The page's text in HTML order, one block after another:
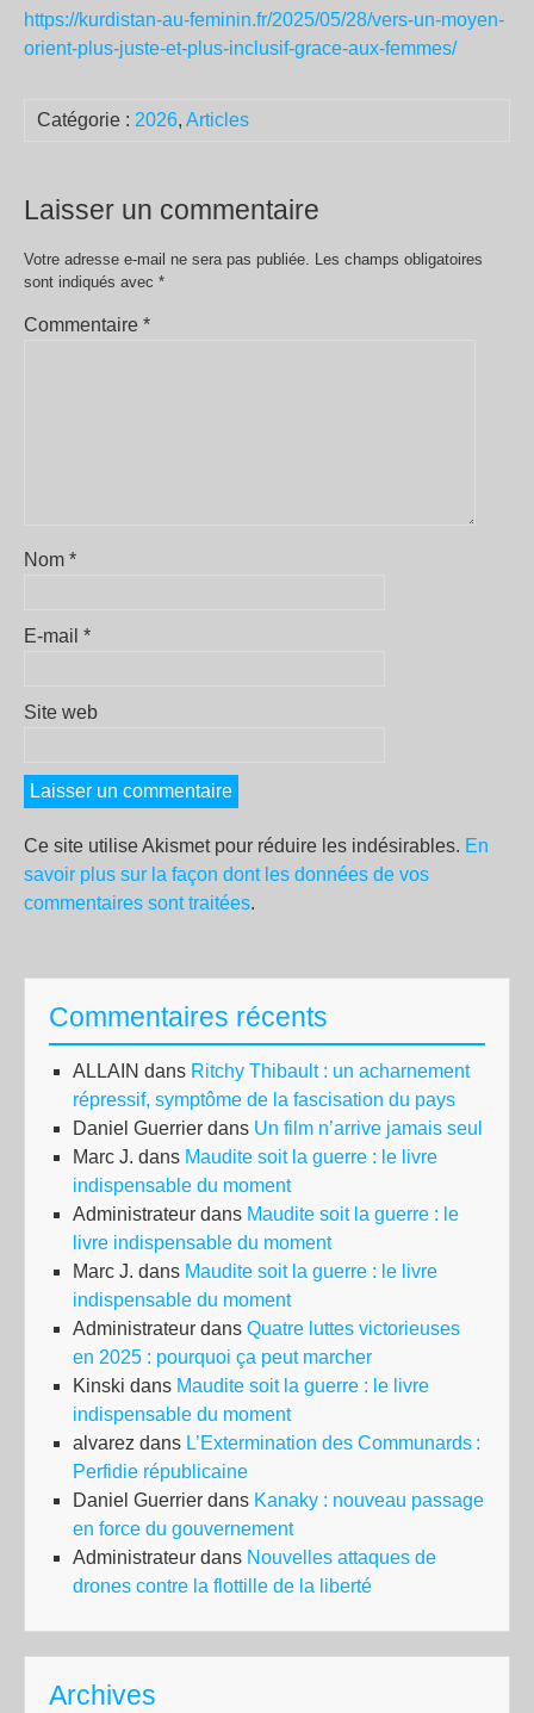
https://kurdistan-au-feminin.fr/2025/05/28/vers-un-moyen-
orient-plus-juste-et-plus-inclusif-grace-aux-femmes/
Catégorie : 2026, Articles
Laisser un commentaire
Votre adresse e-mail ne sera pas publiée. Les champs obligatoires
sont indiqués avec *
Commentaire *
Nom *
E-mail *
Site web
Ce site utilise Akismet pour réduire les indésirables. En
savoir plus sur la façon dont les données de vos
commentaires sont traitées.
Commentaires récents
ALLAIN dans Ritchy Thibault : un acharnement
répressif, symptôme de la fascisation du pays
Daniel Guerrier dans Un film n’arrive jamais seul
Marc J. dans Maudite soit la guerre : le livre
indispensable du moment
Administrateur dans Maudite soit la guerre : le
livre indispensable du moment
Marc J. dans Maudite soit la guerre : le livre
indispensable du moment
Administrateur dans Quatre luttes victorieuses
en 2025 : pourquoi ça peut marcher
Kinski dans Maudite soit la guerre : le livre
indispensable du moment
alvarez dans L’Extermination des Communards :
Perfidie républicaine
Daniel Guerrier dans Kanaky : nouveau passage
en force du gouvernement
Administrateur dans Nouvelles attaques de
drones contre la flottille de la liberté
Archives